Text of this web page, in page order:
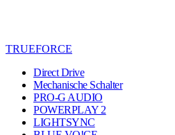
TRUEFORCE
Direct Drive
Mechanische Schalter
PRO-G AUDIO
POWERPLAY 2
LIGHTSYNC